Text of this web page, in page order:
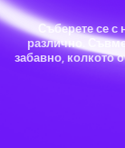
Съберете се с
различно.
забавно, колкото